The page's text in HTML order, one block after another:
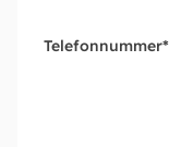
Telefonnummer*